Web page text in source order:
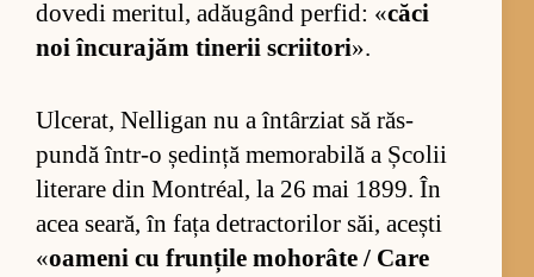
do­vedi me­ri­tul, adă­u­gând per­fid: «căci
noi în­cu­ra­jăm ti­ne­rii scri­i­tori».
Ul­ce­rat, Nel­li­gan nu a în­târ­ziat să răs­
pundă în­tr-o șe­dință me­mo­ra­bilă a Șco­lii
li­te­rare din Montréal, la 26 mai 1899. În
acea sea­ră, în fața de­trac­to­ri­lor săi, acești
«oa­meni cu frun­țile mo­ho­râte / Care